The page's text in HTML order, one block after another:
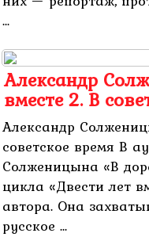
...
Александр
вместе 2. В
Александр
советское время В
Солженицына «В
цикла «Двести лет
автора. Она
русское ...